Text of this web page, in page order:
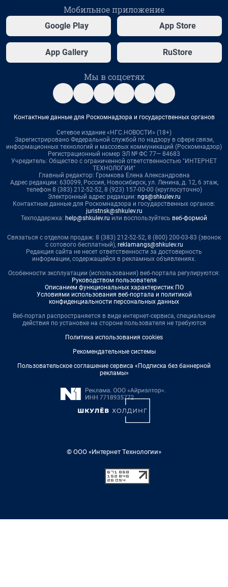
Мобильное приложение
Google Play App Store
App Gallery RuStore
Мы в соцсетях
Контактные данные для Роскомнадзора и государственных органов
Сетевое издание «НГС.НОВОСТИ» (18+)
Зарегистрировано Федеральной службой по надзору в сфере связи,
информационных технологий и массовых коммуникаций (Роскомнадзор)
Регистрационный номер ЭЛ № ФС 77— 84683
Учредитель: Общество с ограниченной ответственностью "ИНТЕРНЕТ
ТЕХНОЛОГИИ"
Главный редактор: Громкова Елена Александровна
Адрес редакции: 630099, Россия, Новосибирск, ул. Ленина, д. 12, 6 этаж,
телефон 8 (383) 212-52-52, 8 (923) 157-00-00 (круглосуточно)
Электронный адрес редакции: ngs@shkulev.ru
Контактные данные для Роскомнадзора и государственных органов:
juristnsk@shkulev.ru
Техподдержка: help@shkulev.ru или воспользуйтесь веб-формой
Связаться с отделом продаж: 8 (383) 212-52-52, 8 (800) 200-03-83 (звонок
с сотового бесплатный), reklamangs@shkulev.ru
Редакция сайта не несет ответственности за достоверность
информации, содержащейся в рекламных объявлениях.
Особенности эксплуатации (использования) веб-портала регулируются:
Руководством пользователя
Описанием функциональных характеристик ПО
Условиями использования веб-портала и политикой
конфиденциальности персональных данных
Веб-портал распространяется в виде интернет-сервиса, специальные
действия по установке на стороне пользователя не требуются
Политика использования cookies
Рекомендательные системы
Пользовательское соглашение сервиса «Подписка без баннерной
рекламы»
© ООО «Интернет Технологии»